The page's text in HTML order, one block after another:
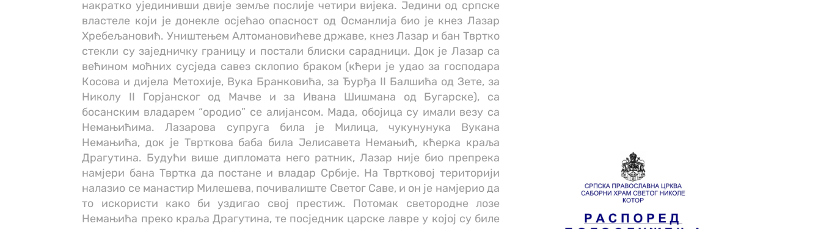
накратко ујединивши двије земље послије четири вијека. Једини од српске
властеле који је донекле осјећао опасност од Османлија био је кнез Лазар
Хребељановић. Уништењем Алтомановићеве државе, кнез Лазар и бан Твртко
стекли су заједничку границу и постали блиски сарадници. Док је Лазар са
већином моћних сусједа савез склопио браком (кћери је удао за господара
Косова и дијела Метохије, Вука Бранковића, за Ђурђа II Балшића од Зете, за
Николу II Горјанског од Мачве и за Ивана Шишмана од Бугарске), са
босанским владарем “ородио” се алијансом. Мада, обојица су имали везу са
Немањићима. Лазарова супруга била је Милица, чукунунука Вукана
Немањића, док је Тврткова баба била Јелисавета Немањић, кћерка краља
Драгутина. Будући више дипломата него ратник, Лазар није био препрека
намјери бана Твртка да постане и владар Србије. На Твртковој територији
налазио се манастир Милешева, почивалиште Светог Саве, и он је намјерио да
то искористи како би уздигао свој престиж. Потомак светородне лозе
Немањића преко краља Драгутина, те посједник царске лавре у којој су биле